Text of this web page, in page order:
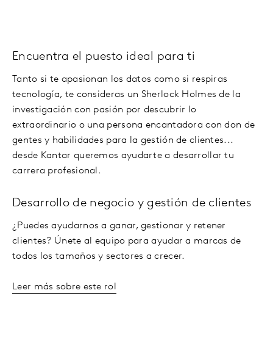
Encuentra el puesto ideal para ti
Tanto si te apasionan los datos como si respiras
tecnología, te consideras un Sherlock Holmes de la
investigación con pasión por descubrir lo
extraordinario o una persona encantadora con don de
gentes y habilidades para la gestión de clientes...
desde Kantar queremos ayudarte a desarrollar tu
carrera profesional.
Desarrollo de negocio y gestión de clientes
¿Puedes ayudarnos a ganar, gestionar y retener
clientes? Únete al equipo para ayudar a marcas de
todos los tamaños y sectores a crecer.
Leer más sobre este rol